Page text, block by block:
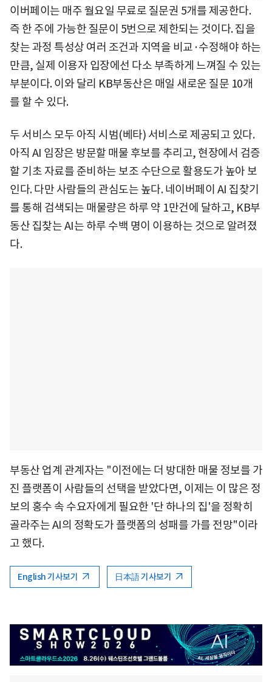
이버페이는 매주 월요일 무료로 질문권 5개를 제공한다.
즉 한 주에 가능한 질문이 5번으로 제한되는 것이다. 집을
찾는 과정 특성상 여러 조건과 지역을 비교·수정해야 하는
만큼, 실제 이용자 입장에선 다소 부족하게 느껴질 수 있는
부분이다. 이와 달리 KB부동산은 매일 새로운 질문 10개
를 할 수 있다.
두 서비스 모두 아직 시범(베타) 서비스로 제공되고 있다.
아직 AI 임장은 방문할 매물 후보를 추리고, 현장에서 검증
할 기초 자료를 준비하는 보조 수단으로 활용도가 높아 보
인다. 다만 사람들의 관심도는 높다. 네이버페이 AI 집찾기
를 통해 검색되는 매물량은 하루 약 1만건에 달하고, KB부
동산 집찾는 AI는 하루 수백 명이 이용하는 것으로 알려졌
다.
부동산 업계 관계자는 "이전에는 더 방대한 매물 정보를 가
진 플랫폼이 사람들의 선택을 받았다면, 이제는 이 많은 정
보의 홍수 속 수요자에게 필요한 '단 하나의 집'을 정확히
골라주는 AI의 정확도가 플랫폼의 성패를 가를 전망"이라
고 했다.
English 기사보기 日本語 기사보기